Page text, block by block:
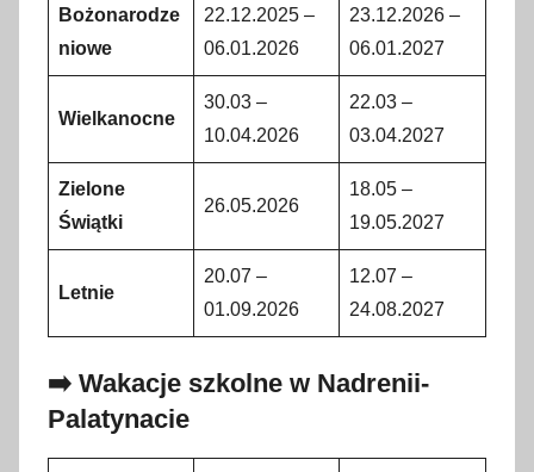
Bożonarodze
niowe
22.12.2025 –
06.01.2026
23.12.2026 –
06.01.2027
Wielkanocne
30.03 –
10.04.2026
22.03 –
03.04.2027
Zielone
Świątki
26.05.2026
18.05 –
19.05.2027
Letnie
20.07 –
01.09.2026
12.07 –
24.08.2027
➡️ Wakacje szkolne w Nadrenii-
Palatynacie